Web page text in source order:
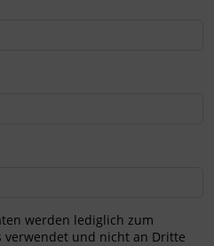
werden lediglich zum
verwendet und nicht an Dritte